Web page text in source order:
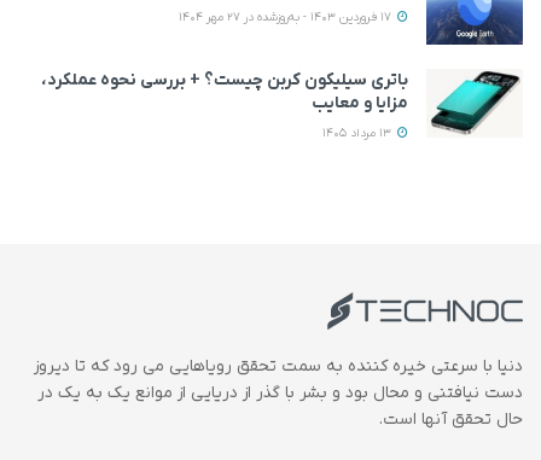
باتری سیلیکون کربن چیست؟ + بررسی نحوه عملکرد،
مزایا و معایب
دنیا با سرعتی خیره کننده به سمت تحقق رویاهایی می رود که تا دیروز
دست نیافتنی و محال بود و بشر با گذر از دریایی از موانع یک به یک در
حال تحقق آنها است.